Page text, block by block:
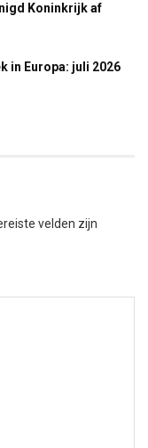
Koninkrijk af
in Europa: juli 2026
velden zijn